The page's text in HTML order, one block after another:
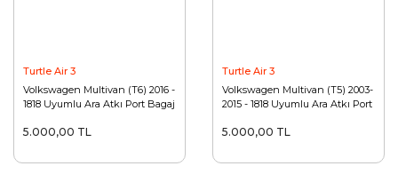
Turtle Air 3
Volkswagen Multivan (T6) 2016 -
1818 Uyumlu Ara Atkı Port Bagaj
5.000,00 TL
Turtle Air 3
Volkswagen Multivan (T5) 2003-
2015 - 1818 Uyumlu Ara Atkı Port
5.000,00 TL